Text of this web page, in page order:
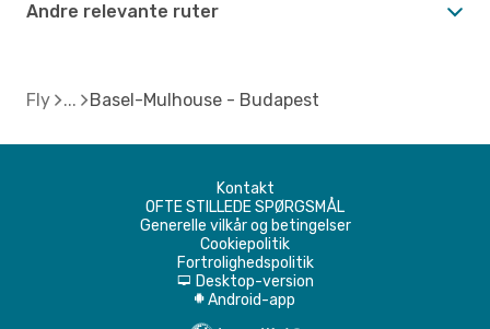
Andre relevante ruter
Fly Basel-Mulhouse - Budapest
Kontakt
OFTE STILLEDE SPØRGSMÅL
Generelle vilkår og betingelser
Cookiepolitik
Fortrolighedspolitik
d Desktop-version
A Android-app